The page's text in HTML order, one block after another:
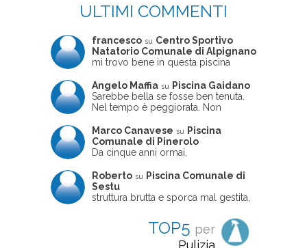
ULTIMI COMMENTI
francesco su Centro Sportivo
Natatorio Comunale di Alpignano
mi trovo bene in questa piscina
Angelo Maffia su
Piscina Gaidano
Sarebbe bella se fosse ben tenuta.
Nel tempo è peggiorata. Non
ne usciva insieme a me non ha
ritrovato le sue scarpe! Peccato
perché potrebbe essere un'ottima
frequentata non magnificamente
Marco Canavese su
Piscina
Comunale di Pinerolo
Da cinque anni ormai,
pomeriggio trascorro cinque-sei ore
in questa magnifica piscina con i miei
due figli che sono letteralmente
piccola, un po' in vasca grande, negli
spazi riservati al nuoto libero,
Roberto su
Piscina Comunale di
Sestu
struttura brutta e sporca mal gestita,
poco professionale. la sconsiglio a
tutti coloro che amano le cose fatte
seriamente poiché é tutto
TOP5 per
Pulizia